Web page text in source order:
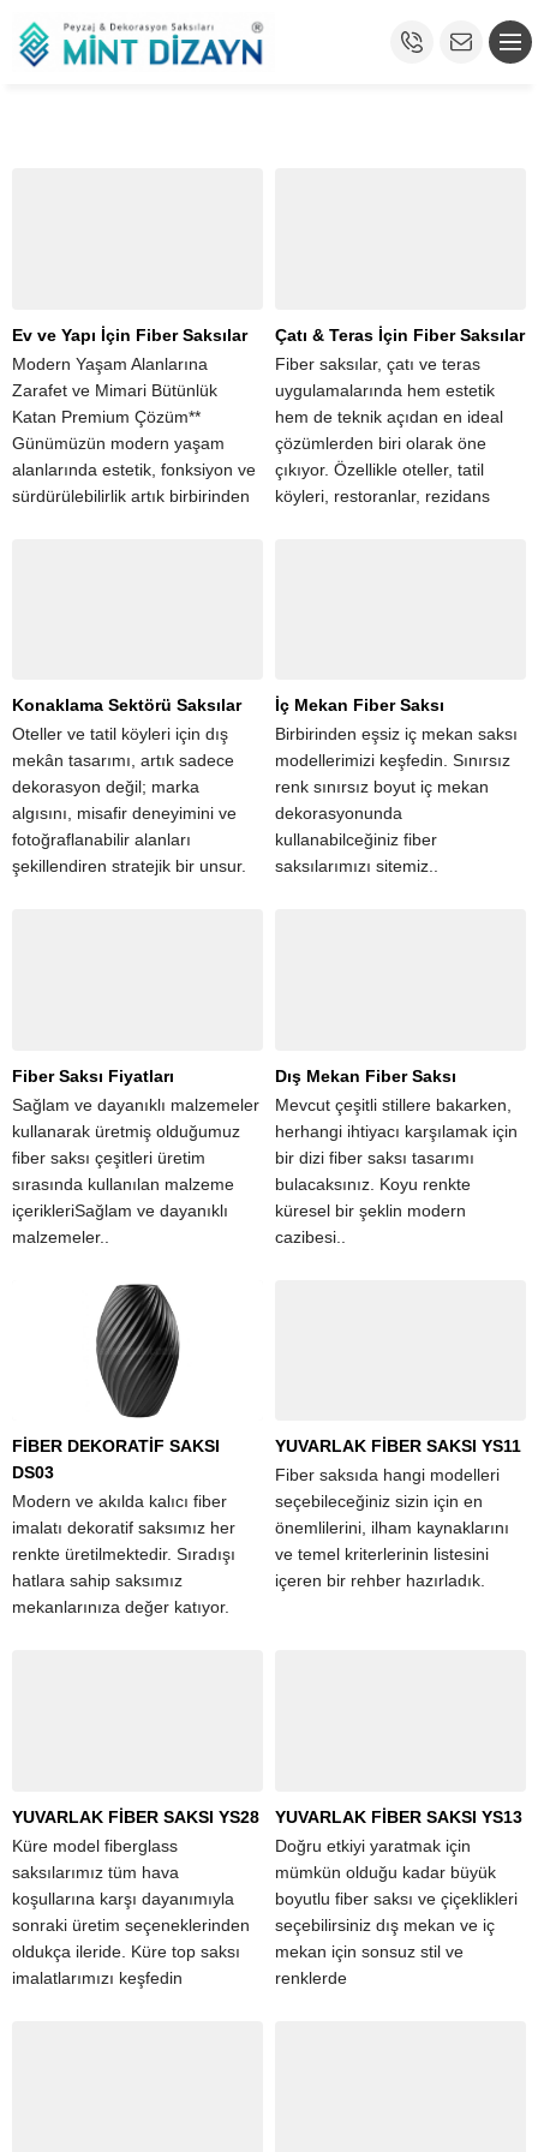
Ev ve Yapı İçin Fiber Saksılar
Modern Yaşam Alanlarına
Zarafet ve Mimari Bütünlük
Katan Premium Çözüm**
Günümüzün modern yaşam
alanlarında estetik, fonksiyon ve
sürdürülebilirlik artık birbirinden
Çatı & Teras İçin Fiber Saksılar
Fiber saksılar, çatı ve teras
uygulamalarında hem estetik
hem de teknik açıdan en ideal
çözümlerden biri olarak öne
çıkıyor. Özellikle oteller, tatil
köyleri, restoranlar, rezidans
Konaklama Sektörü Saksılar
Oteller ve tatil köyleri için dış
mekân tasarımı, artık sadece
dekorasyon değil; marka
algısını, misafir deneyimini ve
fotoğraflanabilir alanları
şekillendiren stratejik bir unsur.
İç Mekan Fiber Saksı
Birbirinden eşsiz iç mekan saksı
modellerimizi keşfedin. Sınırsız
renk sınırsız boyut iç mekan
dekorasyonunda
kullanabilceğiniz fiber
saksılarımızı sitemiz..
Fiber Saksı Fiyatları
Sağlam ve dayanıklı malzemeler
kullanarak üretmiş olduğumuz
fiber saksı çeşitleri üretim
sırasında kullanılan malzeme
içerikleriSağlam ve dayanıklı
malzemeler..
Dış Mekan Fiber Saksı
Mevcut çeşitli stillere bakarken,
herhangi ihtiyacı karşılamak için
bir dizi fiber saksı tasarımı
bulacaksınız. Koyu renkte
küresel bir şeklin modern
cazibesi..
FİBER DEKORATİF SAKSI
DS03
Modern ve akılda kalıcı fiber
imalatı dekoratif saksımız her
renkte üretilmektedir. Sıradışı
hatlara sahip saksımız
mekanlarınıza değer katıyor.
YUVARLAK FİBER SAKSI YS11
Fiber saksıda hangi modelleri
seçebileceğiniz sizin için en
önemlilerini, ilham kaynaklarını
ve temel kriterlerinin listesini
içeren bir rehber hazırladık.
YUVARLAK FİBER SAKSI YS28
Küre model fiberglass
saksılarımız tüm hava
koşullarına karşı dayanımıyla
sonraki üretim seçeneklerinden
oldukça ileride. Küre top saksı
imalatlarımızı keşfedin
YUVARLAK FİBER SAKSI YS13
Doğru etkiyi yaratmak için
mümkün olduğu kadar büyük
boyutlu fiber saksı ve çiçeklikleri
seçebilirsiniz dış mekan ve iç
mekan için sonsuz stil ve
renklerde